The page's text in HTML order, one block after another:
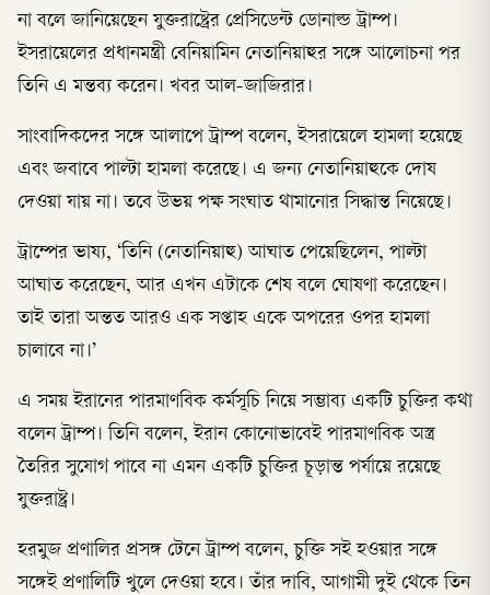
না বলে জানিয়েছেন যুক্তরাষ্ট্রের প্রেসিডেন্ট ডোনাল্ড ট্রাম্প।
ইসরায়েলের প্রধানমন্ত্রী বেনিয়ামিন নেতানিয়াহুর সঙ্গে আলোচনা পর
তিনি এ মন্তব্য করেন। খবর আল-জাজিরার।
সাংবাদিকদের সঙ্গে আলাপে ট্রাম্প বলেন, ইসরায়েলে হামলা হয়েছে
এবং জবাবে পাল্টা হামলা করেছে। এ জন্য নেতানিয়াহুকে দোষ
দেওয়া যায় না। তবে উভয় পক্ষ সংঘাত থামানোর সিদ্ধান্ত নিয়েছে।
ট্রাম্পের ভাষ্য, ‘তিনি (নেতানিয়াহু) আঘাত পেয়েছিলেন, পাল্টা
আঘাত করেছেন, আর এখন এটাকে শেষ বলে ঘোষণা করেছেন।
তাই তারা অন্তত আরও এক সপ্তাহ একে অপরের ওপর হামলা
চালাবে না।’
এ সময় ইরানের পারমাণবিক কর্মসূচি নিয়ে সম্ভাব্য একটি চুক্তির কথা
বলেন ট্রাম্প। তিনি বলেন, ইরান কোনোভাবেই পারমাণবিক অস্ত্র
তৈরির সুযোগ পাবে না এমন একটি চুক্তির চূড়ান্ত পর্যায়ে রয়েছে
যুক্তরাষ্ট্র।
হরমুজ প্রণালির প্রসঙ্গ টেনে ট্রাম্প বলেন, চুক্তি সই হওয়ার সঙ্গে
সঙ্গেই প্রণালিটি খুলে দেওয়া হবে। তাঁর দাবি, আগামী দুই থেকে তিন